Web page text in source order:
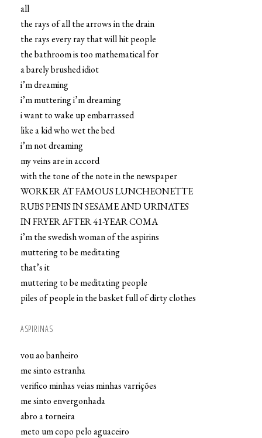
all
the rays of all the arrows in the drain
the rays every ray that will hit people
the bathroom is too mathematical for
a barely brushed idiot
i’m dreaming
i’m muttering i’m dreaming
i want to wake up embarrassed
like a kid who wet the bed
i’m not dreaming
my veins are in accord
with the tone of the note in the newspaper
WORKER AT FAMOUS LUNCHEONETTE
RUBS PENIS IN SESAME AND URINATES
IN FRYER AFTER 41-YEAR COMA
i’m the swedish woman of the aspirins
muttering to be meditating
that’s it
muttering to be meditating people
piles of people in the basket full of dirty clothes
ASPIRINAS
vou ao banheiro
me sinto estranha
verifico minhas veias minhas varrições
me sinto envergonhada
abro a torneira
meto um copo pelo aguaceiro